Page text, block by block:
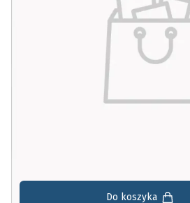
Do koszyka